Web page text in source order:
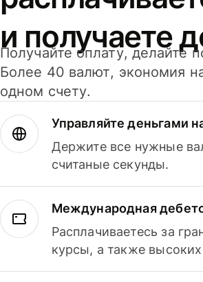
и получаете
Получайте оплату, делайте
Более 40 валют, экономия
одном счету.
Управляйте деньгами
Держите все нужные
считаные секунды.
Международная
Расплачиваетесь за
курсы, а также